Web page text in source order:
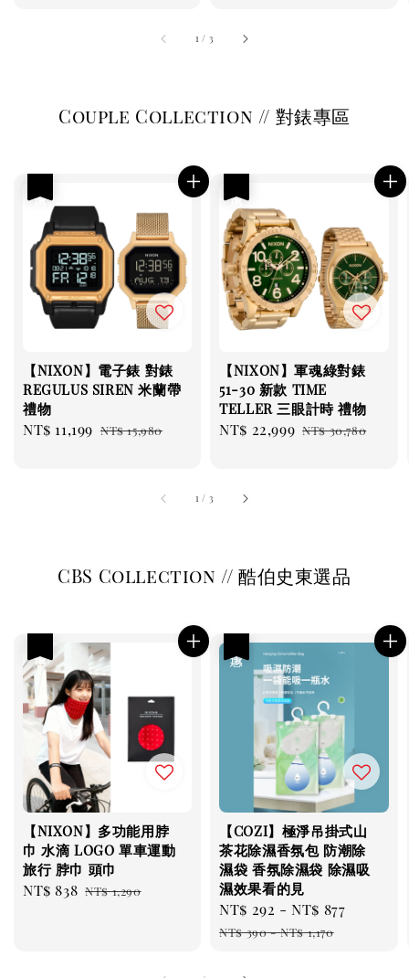
1 / 3
Couple Collection // 對錶專區
【NIXON】電子錶 對錶
REGULUS SIREN 米蘭帶
禮物
Sale
NT$ 11,199 Regular
NT$ 15,980
【NIXON】軍魂綠對錶
51-30 新款 TIME
TELLER 三眼計時 禮物
Sale
NT$ 22,999 Regular
NT$ 30,780
1 / 3
CBS Collection // 酷伯史東選品
【NIXON】多功能用脖
巾 水滴 LOGO 單車運動
旅行 脖巾 頭巾
Sale
NT$ 838 Regular
NT$ 1,290
【COZI】極淨吊掛式山
茶花除濕香氛包 防潮除
濕袋 香氛除濕袋 除濕吸
濕效果看的見
Sale
price
NT$ 292 -NT$ 877
NT$ 390-NT$ 1,170